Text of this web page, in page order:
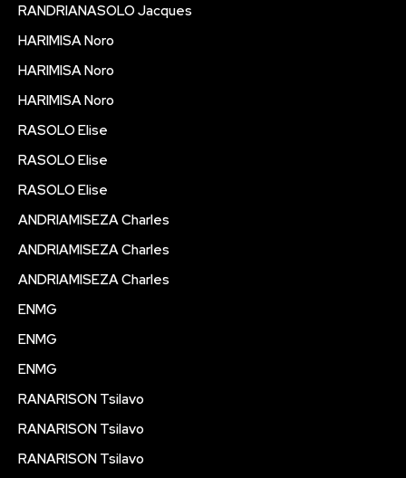
RANDRIANASOLO Jacques
HARIMISA Noro
HARIMISA Noro
HARIMISA Noro
RASOLO Elise
RASOLO Elise
RASOLO Elise
ANDRIAMISEZA Charles
ANDRIAMISEZA Charles
ANDRIAMISEZA Charles
ENMG
ENMG
ENMG
RANARISON Tsilavo
RANARISON Tsilavo
RANARISON Tsilavo